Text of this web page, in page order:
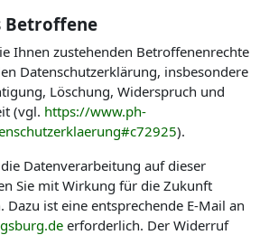
Betroffene
Ihnen zustehenden Betroffenenrechte
Datenschutzerklärung, insbesondere
Löschung, Widerspruch und
(vgl. https://www.ph-
).
Datenverarbeitung auf dieser
Sie mit Wirkung für die Zukunft
ist eine entsprechende E-Mail an
erforderlich. Der Widerruf